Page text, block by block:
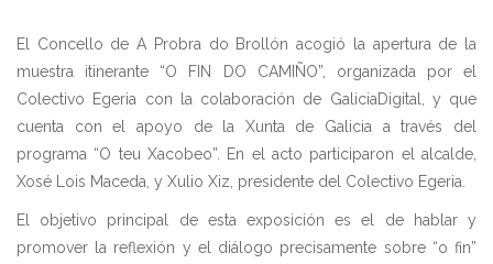
El Concello de A Probra do Brollón acogió la apertura de la
muestra itinerante “O FIN DO CAMIÑO”, organizada por el
Colectivo Egeria con la colaboración de GaliciaDigital, y que
cuenta con el apoyo de la Xunta de Galicia a través del
programa “O teu Xacobeo”. En el acto participaron el alcalde,
Xosé Lois Maceda, y Xulio Xiz, presidente del Colectivo Egeria.
El objetivo principal de esta exposición es el de hablar y
promover la reflexión y el diálogo precisamente sobre “o fin”